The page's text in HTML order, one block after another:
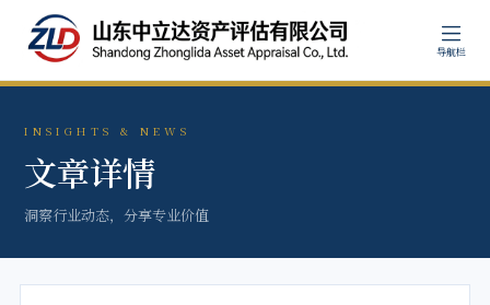
导航栏
INSIGHTS & NEWS
文章详情
洞察行业动态，分享专业价值